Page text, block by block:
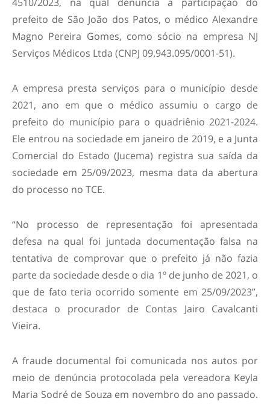
prefeito de São João dos Patos, o médico Alexandre
Magno Pereira Gomes, como sócio na empresa NJ
Serviços Médicos Ltda (CNPJ 09.943.095/0001-51).
A empresa presta serviços para o município desde
2021, ano em que o médico assumiu o cargo de
prefeito do município para o quadriênio 2021-2024.
Ele entrou na sociedade em janeiro de 2019, e a Junta
Comercial do Estado (Jucema) registra sua saída da
sociedade em 25/09/2023, mesma data da abertura
do processo no TCE.
“No processo de representação foi apresentada
defesa na qual foi juntada documentação falsa na
tentativa de comprovar que o prefeito já não fazia
parte da sociedade desde o dia 1º de junho de 2021, o
que de fato teria ocorrido somente em 25/09/2023”,
destaca o procurador de Contas Jairo Cavalcanti
Vieira.
A fraude documental foi comunicada nos autos por
meio de denúncia protocolada pela vereadora Keyla
Maria Sodré de Souza em novembro do ano passado.